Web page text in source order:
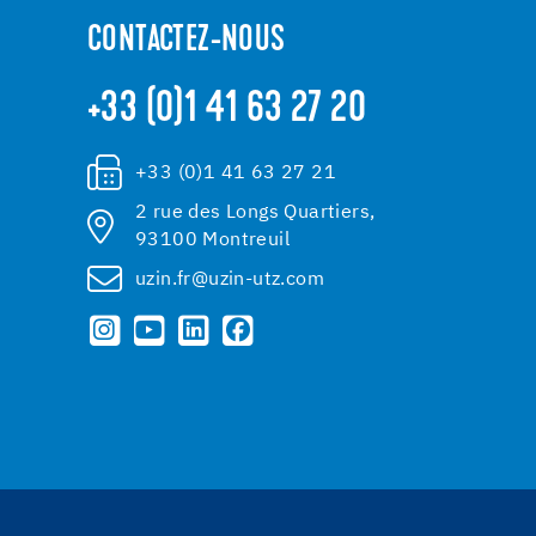
CONTACTEZ-NOUS
+33 (0)1 41 63 27 20
+33 (0)1 41 63 27 21
2 rue des Longs Quartiers,
93100 Montreuil
uzin.fr@uzin-utz.com